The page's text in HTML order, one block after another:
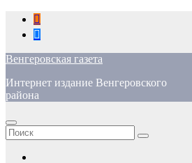
Перейти
содержимому
Венгеровская газета
Интернет издание Венгеровского
района